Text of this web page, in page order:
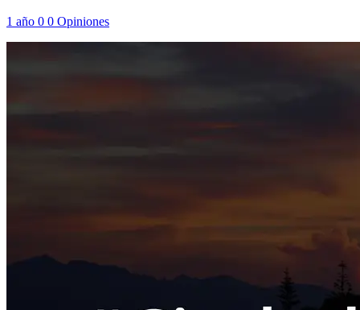
1 año 0 0 Opiniones